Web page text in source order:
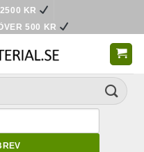
KR
500 KR